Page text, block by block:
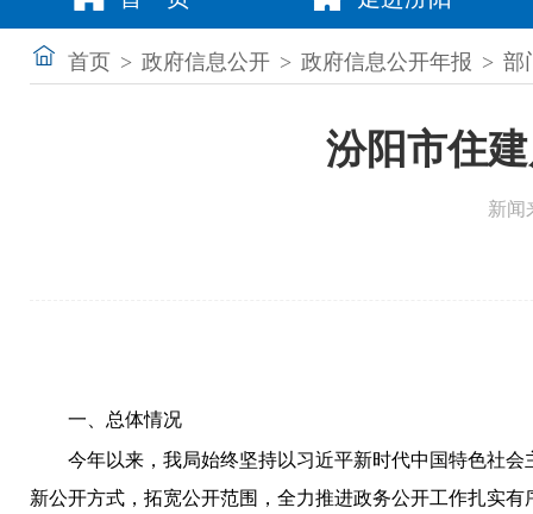
首页 > 政府信息公开 > 政府信息公开年报 > 部
汾阳市住
新闻
一、总体情况
今年以来，我局始终坚持以习近平新时代中国特色社
新公开方式，拓宽公开范围，全力推进政务公开工作扎实